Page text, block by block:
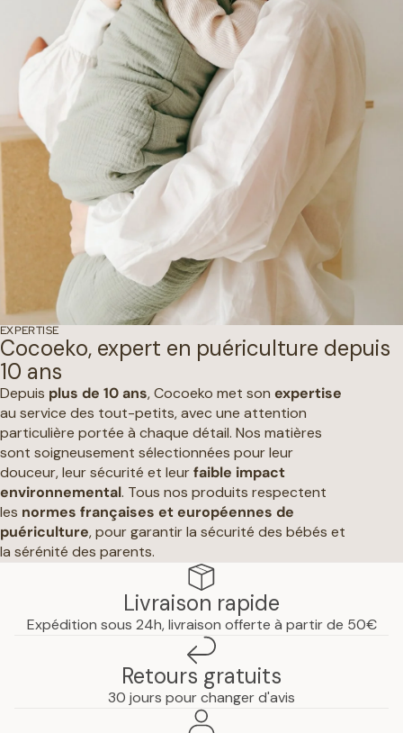
EXPERTISE
Cocoeko, expert en puériculture depuis
10 ans
Depuis plus de 10 ans, Cocoeko met son expertise
au service des tout-petits, avec une attention
particulière portée à chaque détail. Nos matières
sont soigneusement sélectionnées pour leur
douceur, leur sécurité et leurfaible impact
environnemental. Tous nos produits respectent
les normes françaises et européennes de
puériculture, pour garantir la sécurité des bébés et
la sérénité des parents.
Livraison rapide
Expédition sous 24h, livraison offerte à partir de 50€
Retours gratuits
30 jours pour changer d'avis